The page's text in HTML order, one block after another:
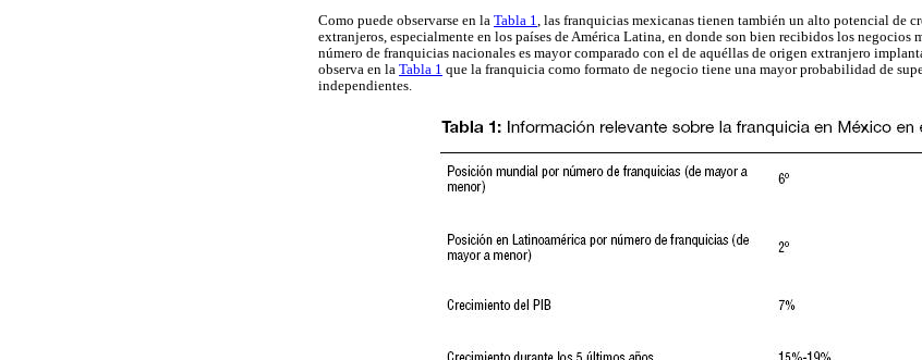
Como puede observarse en la Tabla 1, las franquicias mexicanas tienen también un alto potencial de
extranjeros, especialmente en los países de América Latina, en donde son bien recibidos los
número de franquicias nacionales es mayor comparado con el de aquéllas de origen extranjero
observa en la Tabla 1 que la franquicia como formato de negocio tiene una mayor probabilidad de
independientes.